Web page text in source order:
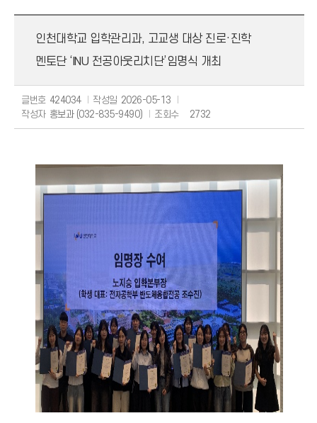
해명자료
인천대학교 입학관리과, 고교생 대상 진로·진학
멘토단 ‘INU 전공아웃리치단’임명식 개최
글번호 424034 작성일 2026-05-13
작성자 홍보과 (032-835-9490) 조회수 2732